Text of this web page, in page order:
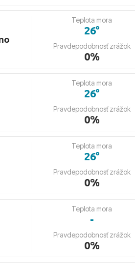
Teplota mora
26°
Pravdepodobnosť zrážok
0%
Teplota mora
26°
Pravdepodobnosť zrážok
0%
Teplota mora
26°
Pravdepodobnosť zrážok
0%
Teplota mora
-
Pravdepodobnosť zrážok
0%